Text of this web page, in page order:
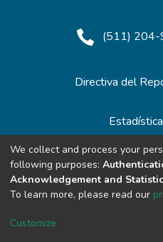
(511)
Directiva del
Redes de
We collect and process your
following purposes:
Acknowledgement and
To learn more, please read our
Customize